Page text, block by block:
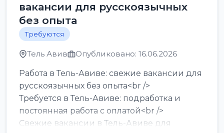
вакансии для русскоязычных
без опыта
Требуются
Тель Авив Опубликовано: 16.06.2026
Работа в Тель-Авиве: свежие вакансии для
русскоязычных без опыта<br />
Требуется в Тель-Авиве: подработка и
постоянная работа с оплатой<br />
Свежие вакансии в Тель-Авиве для